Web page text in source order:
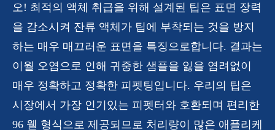
오! 최적의 액체 취급을 위해 설계된 팁은 표면 장력
을 감소시켜 잔류 액체가 팁에 부착되는 것을 방지
하는 매우 매끄러운 표면을 특징으로합니다. 결과는
이월 오염으로 인해 귀중한 샘플을 잃을 염려없이
매우 정확하고 정확한 피펫팅입니다. 우리의 팁은
시장에서 가장 인기있는 피펫터와 호환되며 편리한
96 웰 형식으로 제공되므로 처리량이 많은 애플리케